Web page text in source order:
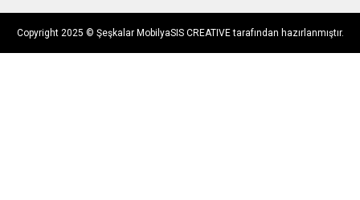
Copyright 2025 © Şeşkalar MobilyaSIS CREATIVE tarafından hazırlanmıştır.